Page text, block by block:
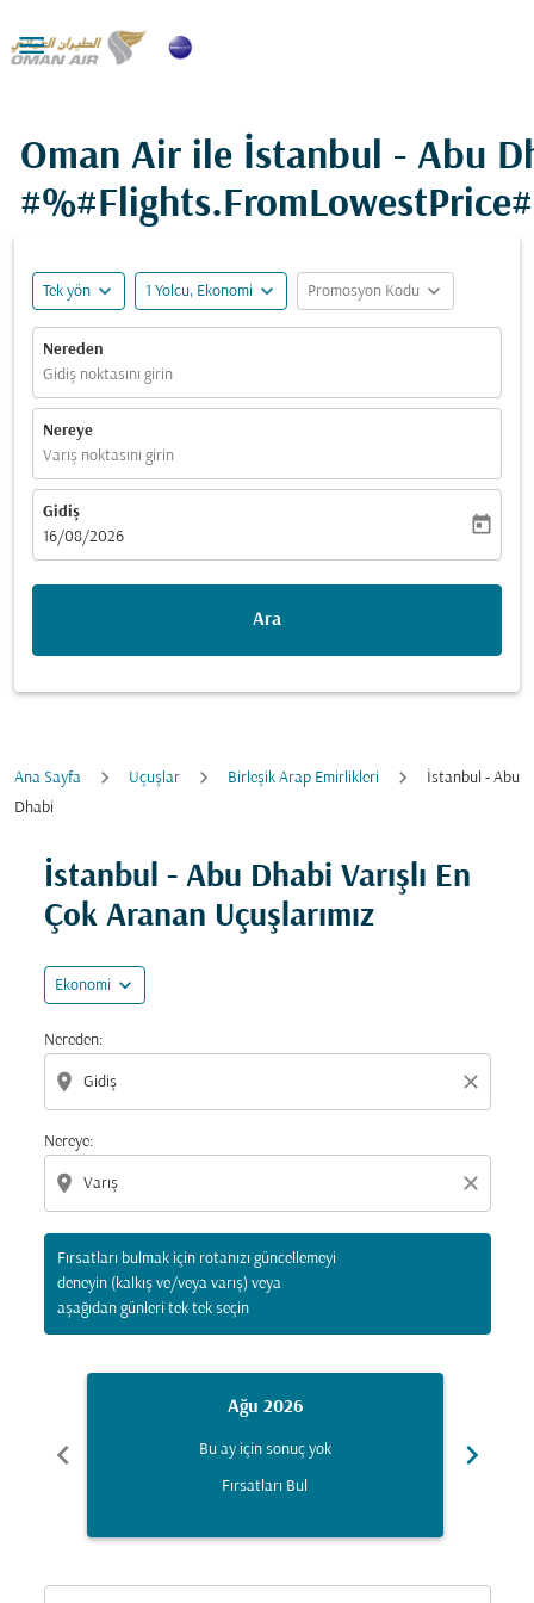

Oman Air ile İstanbul - Abu
Tek yön expand_more 1 Yolcu, Ekonomi expand_more Promosyon Kodu expand_more
Nereden
Gidiş noktasını girin
Nereye
Varış noktasını girin
Gidiş
fc-booking-departure-date-aria-label
16/08/2026
today
Ara
Ana Sayfa Uçuşlar Birleşik Arap Emirlikleri
İstanbul - Abu
Dhabi
İstanbul - Abu Dhabi Varışlı En
Çok Aranan Uçuşlarımız
Ekonomi expand_more
Nereden:
location_on close
Nereye:
location_on close
Fırsatları bulmak için rotanızı güncellemeyi
deneyin (kalkış ve/veya varış) veya
aşağıdan günleri tek tek seçin
Fırsatları bulmak için rotanızı güncellemeyi deneyin
chevron_left
Ağu 2026
Bu ay için sonuç yok
Fırsatları Bul
chevron_right